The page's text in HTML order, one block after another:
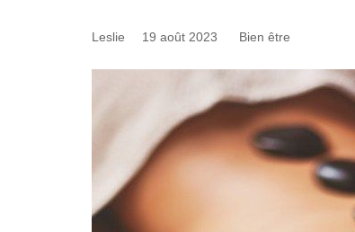
Leslie 19 août 2023 Bien être